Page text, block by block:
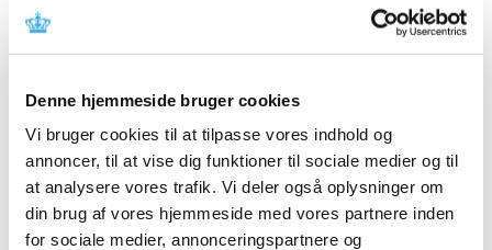
Denne hjemmeside bruger cookies
Vi bruger cookies til at tilpasse vores indhold og
annoncer, til at vise dig funktioner til sociale medier og til
at analysere vores trafik. Vi deler også oplysninger om
din brug af vores hjemmeside med vores partnere inden
for sociale medier, annonceringspartnere og
Ændringer på Tilknytningsområdet fra 26. maj
|1. juni 2021|
Nye virksomheder Afgrænsningen af
lægemiddelvirksomheder udvides til også at omfatte…
Forrige 1 2 3